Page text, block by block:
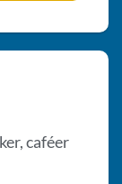
caféer